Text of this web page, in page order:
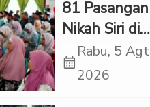
81 Pasangan
Nikah Siri di
Tapsel Ikuti
Sidang Isbat
calendar_month
Rabu, 5 Agt
2026